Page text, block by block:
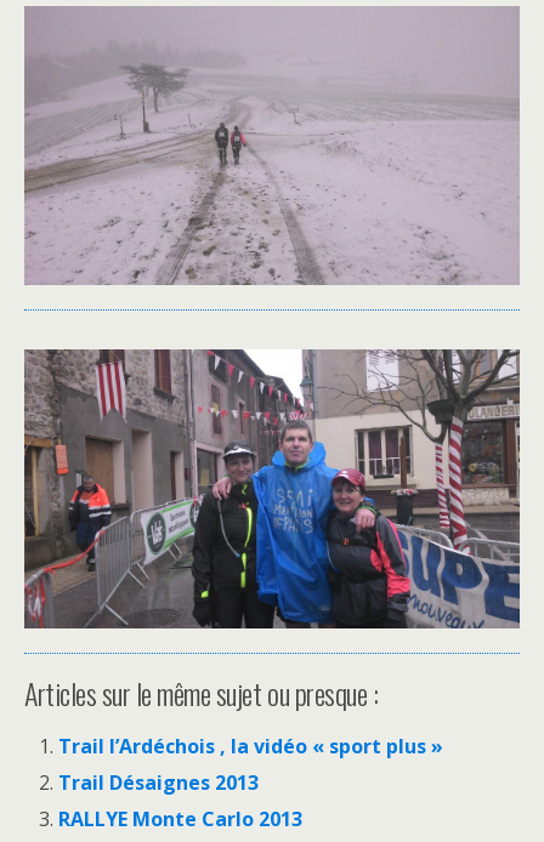
Articles sur le même sujet ou presque :
Trail l’Ardéchois , la vidéo « sport plus »
Trail Désaignes 2013
RALLYE Monte Carlo 2013